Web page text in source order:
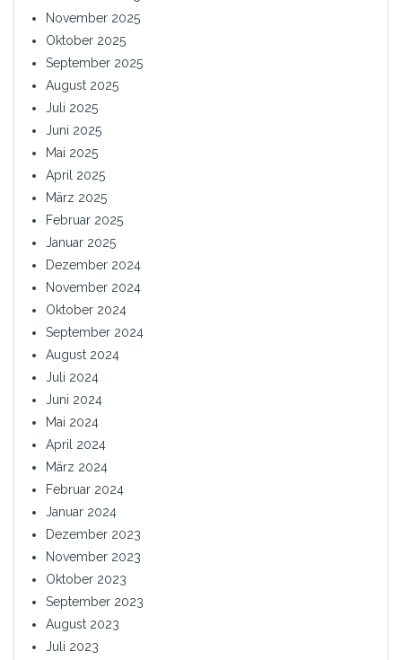
November 2025
Oktober 2025
September 2025
August 2025
Juli 2025
Juni 2025
Mai 2025
April 2025
März 2025
Februar 2025
Januar 2025
Dezember 2024
November 2024
Oktober 2024
September 2024
August 2024
Juli 2024
Juni 2024
Mai 2024
April 2024
März 2024
Februar 2024
Januar 2024
Dezember 2023
November 2023
Oktober 2023
September 2023
August 2023
Juli 2023